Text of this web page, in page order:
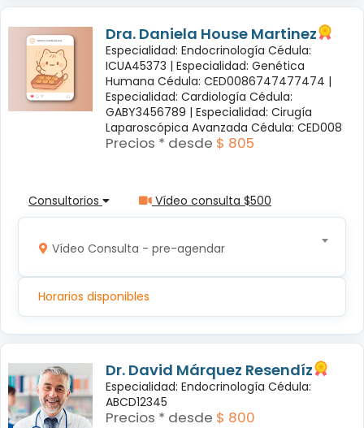
Dra. Daniela House Martinez
Especialidad: Endocrinología Cédula:
ICUA45373 | Especialidad: Genética
Humana Cédula: CED0086747477474 |
Especialidad: Cardiología Cédula:
GABY3456789 | Especialidad: Cirugía
Laparoscópica Avanzada Cédula: CED008
Precios * desde $ 805
Consultorios Vídeo consulta $500
Vídeo Consulta - pre-agendar
Horarios disponibles
Dr. David Márquez Resendíz
Especialidad: Endocrinología Cédula:
ABCD12345
Precios * desde $ 800